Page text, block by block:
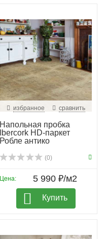
избранное сравнить
Напольная пробка
Ibercork HD-паркет
Робле антико
(0)
Цена: 5 990 ₽/м2
Купить